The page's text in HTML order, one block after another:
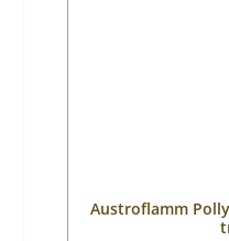
Austroflamm